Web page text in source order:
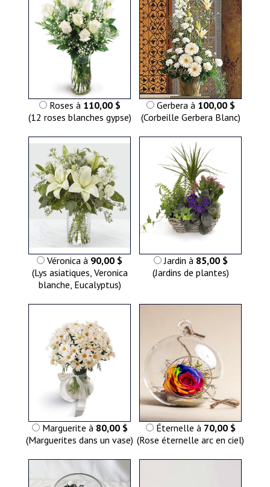
Roses à 110,00 $
(12 roses blanches gypse)
Gerbera à 100,00 $
(Corbeille Gerbera Blanc)
Véronica à 90,00 $
(Lys asiatiques, Veronica
blanche, Eucalyptus)
Jardin à 85,00 $
(Jardins de plantes)
Marguerite à 80,00 $
(Marguerites dans un vase)
Éternelle à 70,00 $
(Rose éternelle arc en ciel)